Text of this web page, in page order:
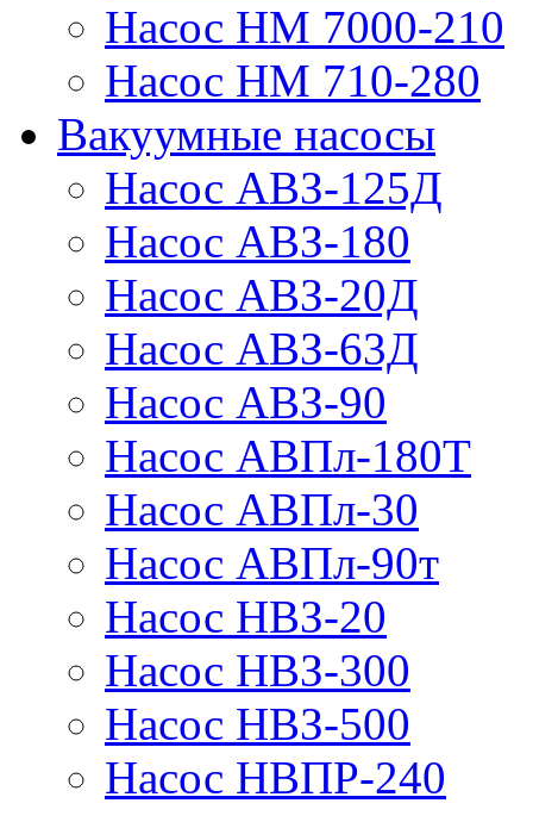
Насос НМ 7000-210
Насос НМ 710-280
Вакуумные насосы
Насос АВЗ-125Д
Насос АВЗ-180
Насос АВЗ-20Д
Насос АВЗ-63Д
Насос АВЗ-90
Насос АВПл-180Т
Насос АВПл-30
Насос АВПл-90т
Насос НВЗ-20
Насос НВЗ-300
Насос НВЗ-500
Насос НВПР-240